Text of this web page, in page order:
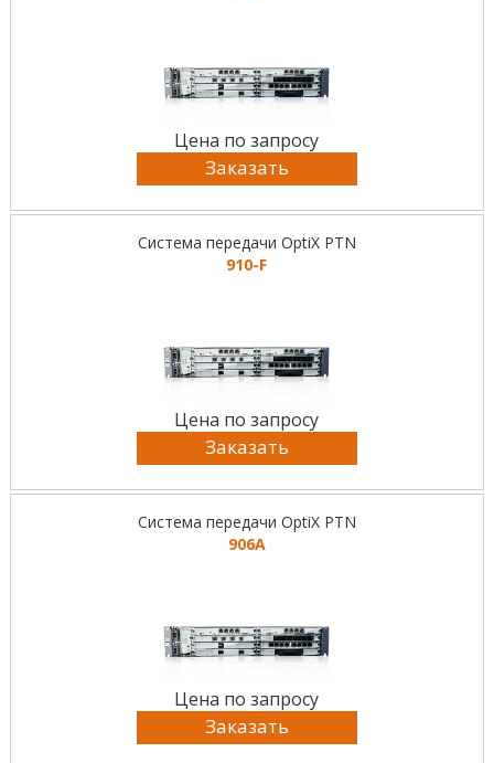
Цена по запросу
Заказать
Система передачи OptiX PTN
910-F
Цена по запросу
Заказать
Система передачи OptiX PTN
906A
Цена по запросу
Заказать